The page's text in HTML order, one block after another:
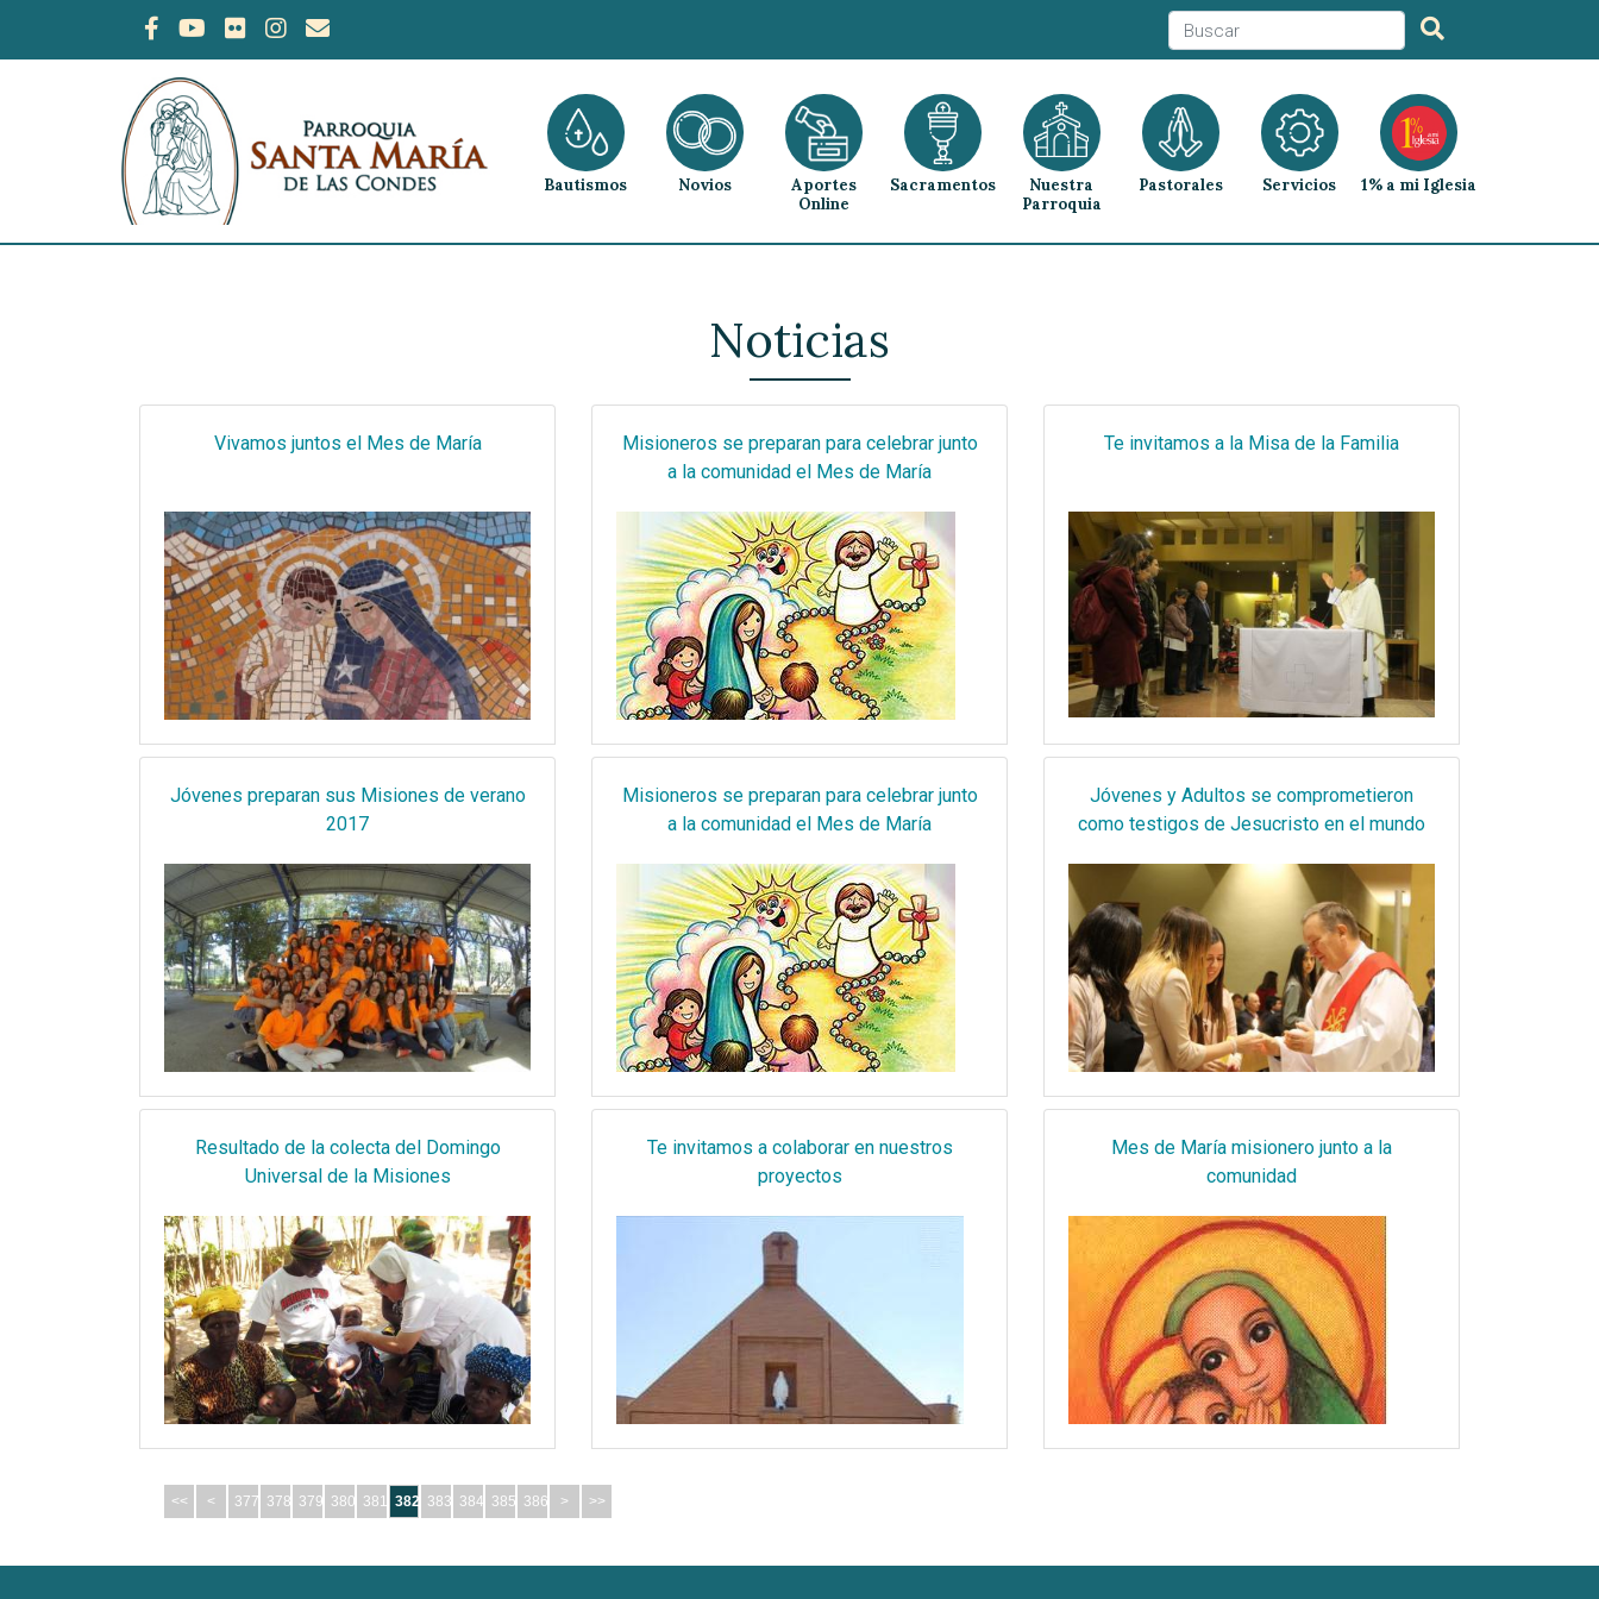
Bautismos Novios
Aportes
Online
Sacramentos
Nuestra
Parroquia
Pastorales Servicios 1% a mi Iglesia
Noticias
Vivamos juntos el Mes de María
Misioneros se preparan para celebrar junto
a la comunidad el Mes de María
Te invitamos a la Misa de la Familia
Jóvenes preparan sus Misiones de verano
2017
Misioneros se preparan para celebrar junto
a la comunidad el Mes de María
Jóvenes y Adultos se comprometieron
como testigos de Jesucristo en el mundo
Resultado de la colecta del Domingo
Universal de la Misiones
Te invitamos a colaborar en nuestros
proyectos
Mes de María misionero junto a la
comunidad
<< < 377 378 379 380 381 382 383 384 385 386 > >>